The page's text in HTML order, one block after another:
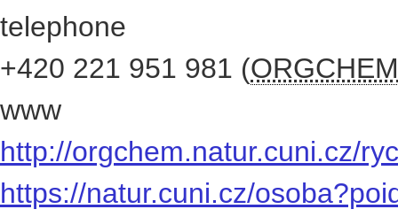
telephone
+420 221 951 981 (ORGCHEM
www
http://orgchem.natur.cuni.cz/
https://natur.cuni.cz/